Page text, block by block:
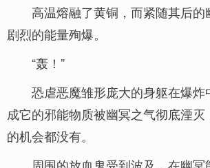
高温熔融了黄铜，而紧随其后的
剧烈的能量殉爆。
“轰！”
恐虐恶魔雏形庞大的身躯在爆炸
成它的邪能物质被幽冥之气彻底湮
的机会都没有。